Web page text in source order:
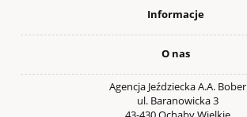
Informacje
O nas
Agencja Jeździecka A.A. Bober
ul. Baranowicka 3